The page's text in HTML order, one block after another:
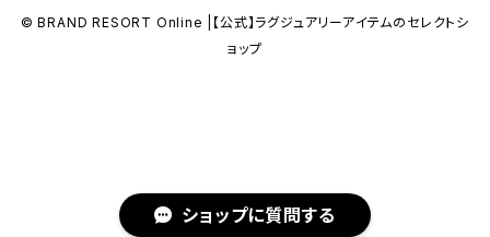
ショップに質問する
© BRAND RESORT Online |【公式】ラグジュアリーアイテムのセレクトシ
ョップ